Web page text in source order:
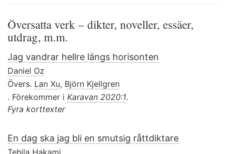
Översatta verk – dikter, noveller, essäer,
utdrag, m.m.
Jag vandrar hellre längs horisonten
Daniel Oz
Övers. Lan Xu, Björn Kjellgren
. Förekommer i Karavan 2020:1.
Fyra korttexter
En dag ska jag bli en smutsig råttdiktare